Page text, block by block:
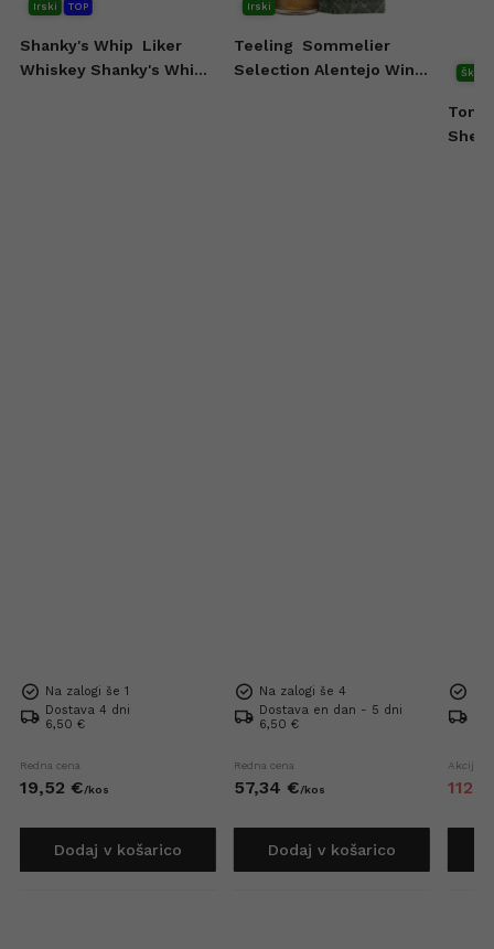
Irski TOP
Shanky's Whip
Liker
Whiskey Shanky's Whip
Na zalogi še 1
Dostava 4 dni
6,50 €
Redna cena
19,52 €/kos
Dodaj v košarico
Irski
Teeling
Sommelier
Selection Alentejo Wine
Na zalogi še 4
Dostava en dan - 5 dni
6,50 €
Redna cena
57,34 €/kos
Dodaj v košarico
Akcijska
112,